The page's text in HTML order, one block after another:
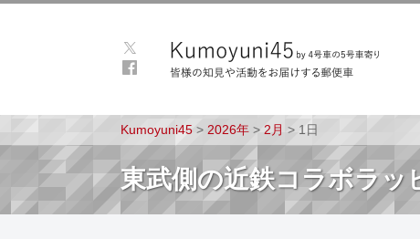
Kumoyuni45 > 2026年 > 2月 > 1日
東武側の近鉄コラボラッ